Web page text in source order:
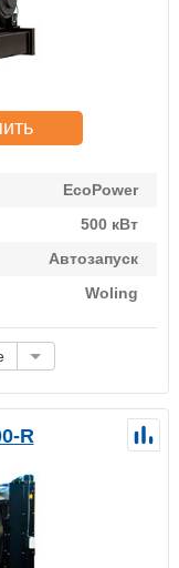
EcoPower
500 кВт
Автозапуск
Woling
R